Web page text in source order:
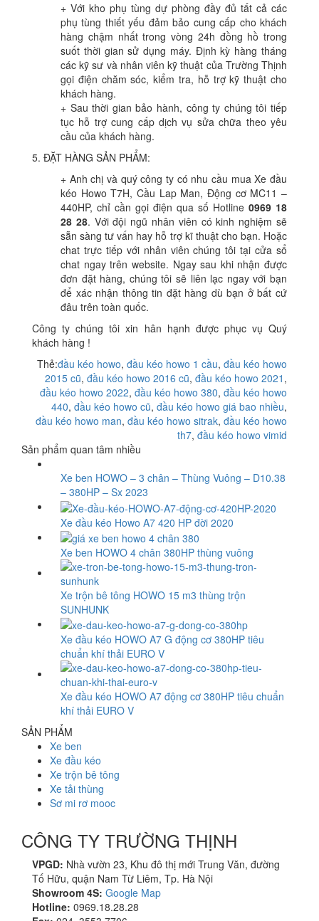
+ Với kho phụ tùng dự phòng đầy đủ tất cả các
phụ tùng thiết yếu đảm bảo cung cấp cho khách
hàng chậm nhất trong vòng 24h đồng hồ trong
suốt thời gian sử dụng máy. Định kỳ hàng tháng
các kỹ sư và nhân viên kỹ thuật của Trường Thịnh
gọi điện chăm sóc, kiểm tra, hỗ trợ kỹ thuật cho
khách hàng.
+ Sau thời gian bảo hành, công ty chúng tôi tiếp
tục hỗ trợ cung cấp dịch vụ sửa chữa theo yêu
cầu của khách hàng.
5. ĐẶT HÀNG SẢN PHẨM:
+ Anh chị và quý công ty có nhu cầu mua Xe đầu
kéo Howo T7H, Cầu Lap Man, Động cơ MC11 –
440HP, chỉ cần gọi điện qua số Hotline 0969 18
28 28. Với đội ngũ nhân viên có kinh nghiệm sẽ
sẵn sàng tư vấn hay hỗ trợ kĩ thuật cho bạn. Hoặc
chat trực tiếp với nhân viên chúng tôi tại cửa sổ
chat ngay trên website. Ngay sau khi nhận được
đơn đặt hàng, chúng tôi sẽ liên lạc ngay với bạn
để xác nhận thông tin đặt hàng dù bạn ở bất cứ
đâu trên toàn quốc.
Công ty chúng tôi xin hân hạnh được phục vụ Quý
khách hàng !
Thẻ:đầu kéo howo, đầu kéo howo 1 cầu, đầu kéo howo
2015 cũ, đầu kéo howo 2016 cũ, đầu kéo howo 2021 ,
đầu kéo howo 2022, đầu kéo howo 380, đầu kéo howo
440, đầu kéo howo cũ, đầu kéo howo giá bao nhiều,
đầu kéo howo man, đầu kéo howo sitrak, đầu kéo howo
th7, đầu kéo howo vimid
Sản phẩm quan tâm nhiều
Xe ben HOWO – 3 chân – Thùng Vuông – D10.38
– 380HP – Sx 2023
Xe đầu kéo Howo A7 420 HP đời 2020
Xe ben HOWO 4 chân 380HP thùng vuông
Xe trộn bê tông HOWO 15 m3 thùng trộn
SUNHUNK
Xe đầu kéo HOWO A7 G động cơ 380HP tiêu
chuẩn khí thải EURO V
Xe đầu kéo HOWO A7 động cơ 380HP tiêu chuẩn
khí thải EURO V
SẢN PHẨM
Xe ben
Xe đầu kéo
Xe trộn bê tông
Xe tải thùng
Sơ mi rơ mooc
CÔNG TY TRƯỜNG THỊNH
VPGD: Nhà vườn 23, Khu đô thị mới Trung Văn, đường
Tố Hữu, quận Nam Từ Liêm, Tp. Hà Nội
Showroom 4S: Google Map
Hotline: 0969.18.28.28